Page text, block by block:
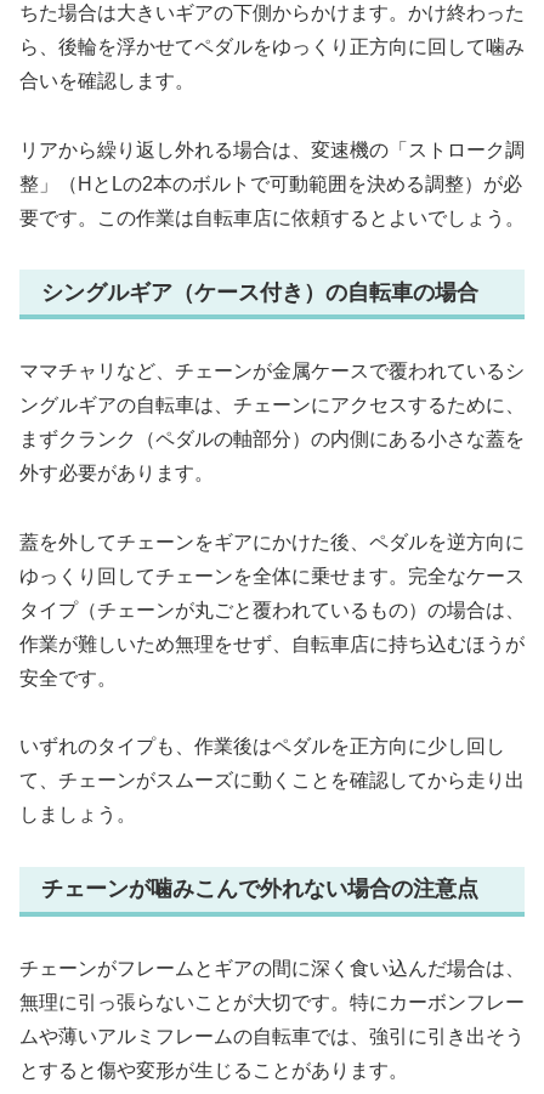
ちた場合は大きいギアの下側からかけます。かけ終わった
ら、後輪を浮かせてペダルをゆっくり正方向に回して噛み
合いを確認します。
リアから繰り返し外れる場合は、変速機の「ストローク調
整」（HとLの2本のボルトで可動範囲を決める調整）が必
要です。この作業は自転車店に依頼するとよいでしょう。
シングルギア（ケース付き）の自転車の場合
ママチャリなど、チェーンが金属ケースで覆われているシ
ングルギアの自転車は、チェーンにアクセスするために、
まずクランク（ペダルの軸部分）の内側にある小さな蓋を
外す必要があります。
蓋を外してチェーンをギアにかけた後、ペダルを逆方向に
ゆっくり回してチェーンを全体に乗せます。完全なケース
タイプ（チェーンが丸ごと覆われているもの）の場合は、
作業が難しいため無理をせず、自転車店に持ち込むほうが
安全です。
いずれのタイプも、作業後はペダルを正方向に少し回し
て、チェーンがスムーズに動くことを確認してから走り出
しましょう。
チェーンが噛みこんで外れない場合の注意点
チェーンがフレームとギアの間に深く食い込んだ場合は、
無理に引っ張らないことが大切です。特にカーボンフレー
ムや薄いアルミフレームの自転車では、強引に引き出そう
とすると傷や変形が生じることがあります。